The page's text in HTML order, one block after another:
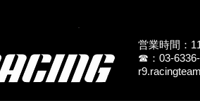
営業時間：
☎：03-